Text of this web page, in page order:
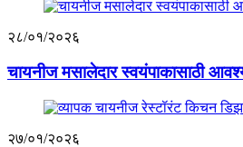
२८/०१/२०२६
चायनीज मसालेदार स्वयंपाकासाठी
२७/०१/२०२६